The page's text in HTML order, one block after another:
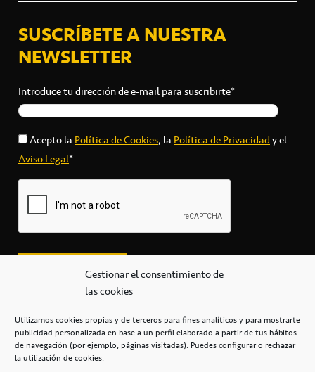
Gestionar el consentimiento de
las cookies
Utilizamos cookies propias y de terceros para fines analíticos y para mostrarte
publicidad personalizada en base a un perfil elaborado a partir de tus hábitos
de navegación (por ejemplo, páginas visitadas). Puedes configurar o rechazar
la utilización de cookies.
SUSCRÍBETE A NUESTRA
NEWSLETTER
Introduce tu dirección de e-mail para suscribirte*
Acepto laPolítica de Cookies, laPolítica de Privacidady el
Aviso Legal*
secretaria@cbcanarias.es
+34 922 253 684